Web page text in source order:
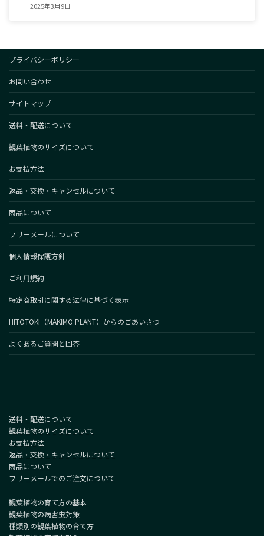
2025年3月9日
プライバシーポリシー
お問い合わせ
サイトマップ
送料・配送について
観葉植物のサイズについて
お支払方法
返品・交換・キャンセルについて
商品について
フリーメールについて
個人情報保護方針
ご利用規約
特定商取引に関する法律に基づく表示
HITOTOKI（MAKIMO PLANT）からのごあいさつ
よくあるご質問と回答
送料・配送について
観葉植物のサイズについて
お支払方法
返品・交換・キャンセルについて
商品について
フリーメールでのご注文について
観葉植物の育て方の基本
観葉植物の病害虫対策
種類別の観葉植物の育て方